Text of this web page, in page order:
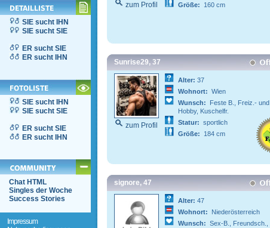
SIE sucht IHN
SIE sucht SIE
ER sucht SIE
ER sucht IHN
SIE sucht IHN
SIE sucht SIE
ER sucht SIE
ER sucht IHN
Chat HTML
Singles der Woche
Success Stories
Impressum
zum Profil
Größe:
160 cm
Sunrise29, 37
zum Profil
Alter: 37
Wohnort: Wien
Wunsch:
Feste B., Freiz.- und
Hobby, Kuschelfr.
Statur: sportlich
Größe:
184 cm
signore, 47
Alter: 47
Wohnort:
Niederösterreich
Wunsch: Sex-B., Freundsch.,